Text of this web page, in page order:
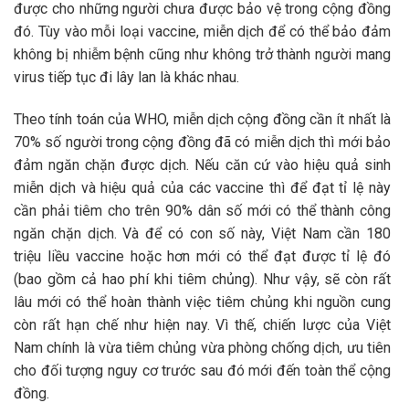
được cho những người chưa được bảo vệ trong cộng đồng
đó. Tùy vào mỗi loại vaccine, miễn dịch để có thể bảo đảm
không bị nhiễm bệnh cũng như không trở thành người mang
virus tiếp tục đi lây lan là khác nhau.
Theo tính toán của WHO, miễn dịch cộng đồng cần ít nhất là
70% số người trong cộng đồng đã có miễn dịch thì mới bảo
đảm ngăn chặn được dịch. Nếu căn cứ vào hiệu quả sinh
miễn dịch và hiệu quả của các vaccine thì để đạt tỉ lệ này
cần phải tiêm cho trên 90% dân số mới có thể thành công
ngăn chặn dịch. Và để có con số này, Việt Nam cần 180
triệu liều vaccine hoặc hơn mới có thể đạt được tỉ lệ đó
(bao gồm cả hao phí khi tiêm chủng). Như vậy, sẽ còn rất
lâu mới có thể hoàn thành việc tiêm chủng khi nguồn cung
còn rất hạn chế như hiện nay. Vì thế, chiến lược của Việt
Nam chính là vừa tiêm chủng vừa phòng chống dịch, ưu tiên
cho đối tượng nguy cơ trước sau đó mới đến toàn thể cộng
đồng.